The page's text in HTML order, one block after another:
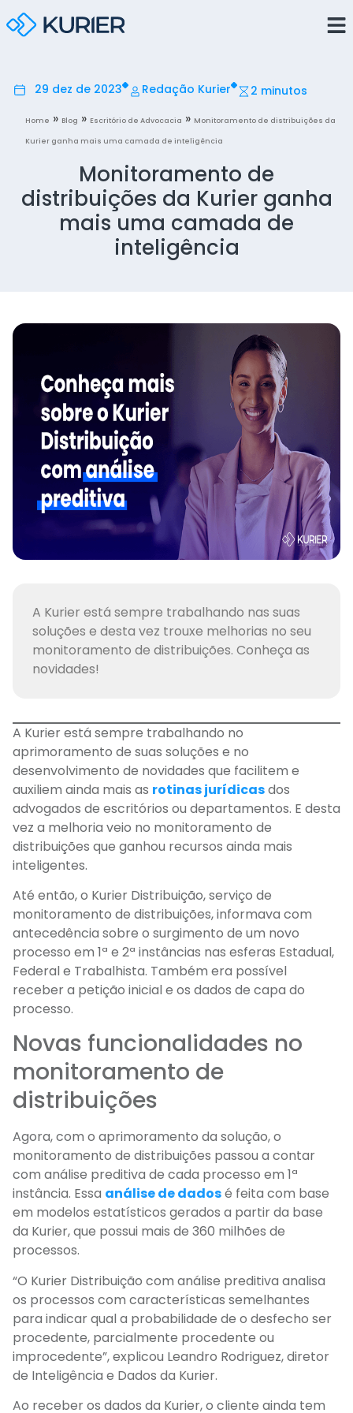
29 dez de 2023 Redação Kurier 2 minutos
Home » Blog » Escritório de Advocacia » Monitoramento de distribuições da
Kurier ganha mais uma camada de inteligência
Monitoramento de
distribuições da Kurier ganha
mais uma camada de
inteligência
A Kurier está sempre trabalhando nas suas
soluções e desta vez trouxe melhorias no seu
monitoramento de distribuições. Conheça as
novidades!
A Kurier está sempre trabalhando no
aprimoramento de suas soluções e no
desenvolvimento de novidades que facilitem e
auxiliem ainda mais as rotinas jurídicasdos
advogados de escritórios ou departamentos. E desta
vez a melhoria veio no monitoramento de
distribuições que ganhou recursos ainda mais
inteligentes.
Até então, o Kurier Distribuição, serviço de
monitoramento de distribuições, informava com
antecedência sobre o surgimento de um novo
processo em 1ª e 2ª instâncias nas esferas Estadual,
Federal e Trabalhista. Também era possível
receber a petição inicial e os dados de capa do
processo.
Novas funcionalidades no
monitoramento de
distribuições
Agora, com o aprimoramento da solução, o
monitoramento de distribuições passou a contar
com análise preditiva de cada processo em 1ª
instância. Essa análise de dadosé feita com base
em modelos estatísticos gerados a partir da base
da Kurier, que possui mais de 360 milhões de
processos.
“O Kurier Distribuição com análise preditiva analisa
os processos com características semelhantes
para indicar qual a probabilidade de o desfecho ser
procedente, parcialmente procedente ou
improcedente”, explicou Leandro Rodriguez, diretor
de Inteligência e Dados da Kurier.
Ao receber os dados da Kurier, o cliente ainda tem